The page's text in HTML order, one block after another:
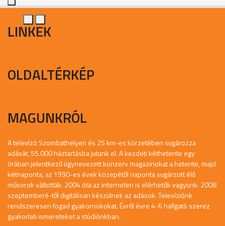
LINKEK
OLDALTÉRKÉP
MAGUNKRÓL
A televízó Szombathelyen és 25 km-es körzetében sugározza
adását, 55.000 háztartásba jutunk el. A kezdeti kéthetente egy
órában jelentkező úgynevezett konzerv magazinokat a hetente, majd
kétnaponta, az 1990-es évek közepétől naponta sugárzott élő
műsorok váltották. 2004 óta az interneten is elérhetők vagyunk. 2008
szeptemberé-től digitálisan készülnek az adások. Televíziónk
rendszeresen fogad gyakornokokat. Évről évre 4-6 hallgató szerez
gyakorlati ismereteket a stúdiónkban.